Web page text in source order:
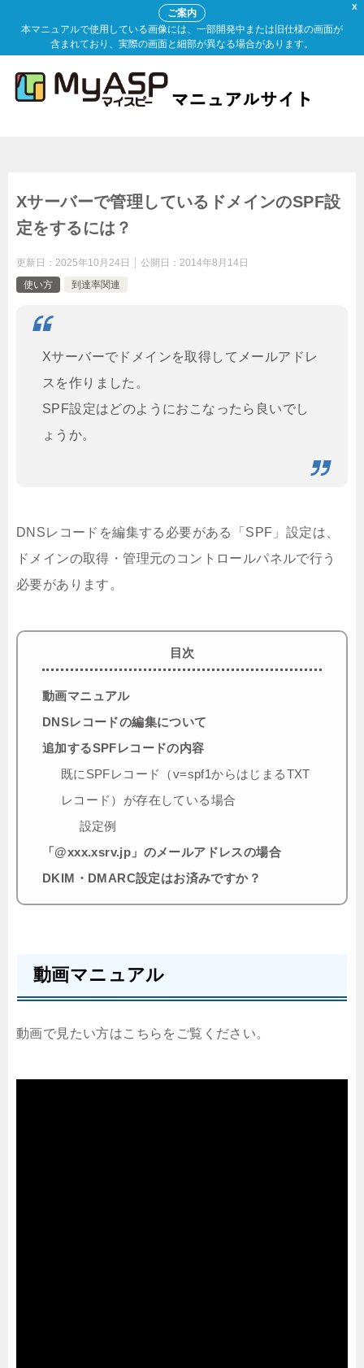
X
ご案内
本マニュアルで使用している画像には、一部開発中または旧仕様の画面が
含まれており、実際の画面と細部が異なる場合があります。
Xサーバーで管理しているドメインのSPF設
定をするには？
更新日： 2025年10月24日 公開日： 2014年8月14日
使い方
到達率関連
Xサーバーでドメインを取得してメールアドレ
スを作りました。
SPF設定はどのようにおこなったら良いでし
ょうか。
DNSレコードを編集する必要がある「SPF」設定は、
ドメインの取得・管理元のコントロールパネルで行う
必要があります。
目次
動画マニュアル
DNSレコードの編集について
追加するSPFレコードの内容
既にSPFレコード（v=spf1からはじまるTXT
レコード）が存在している場合
設定例
「@xxx.xsrv.jp」のメールアドレスの場合
DKIM・DMARC設定はお済みですか？
動画マニュアル
動画で見たい方はこちらをご覧ください。